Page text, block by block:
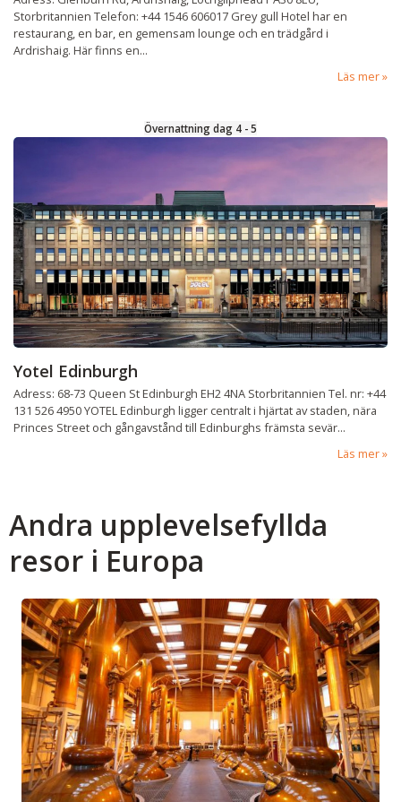
Storbritannien Telefon: +44 1546 606017 Grey gull Hotel har en
restaurang, en bar, en gemensam lounge och en trädgård i
Ardrishaig. Här finns en...
Läs mer
Övernattning dag 4 - 5
Yotel Edinburgh
Adress: 68-73 Queen St Edinburgh EH2 4NA Storbritannien Tel. nr: +44
131 526 4950 YOTEL Edinburgh ligger centralt i hjärtat av staden, nära
Princes Street och gångavstånd till Edinburghs främsta sevär...
Läs mer
Andra upplevelsefyllda
resor i Europa